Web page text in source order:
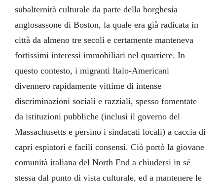
subalternità culturale da parte della borghesia
anglosassone di Boston, la quale era già radicata in
città da almeno tre secoli e certamente manteneva
fortissimi interessi immobiliari nel quartiere. In
questo contesto, i migranti Italo-Americani
divennero rapidamente vittime di intense
discriminazioni sociali e razziali, spesso fomentate
da istituzioni pubbliche (inclusi il governo del
Massachusetts e persino i sindacati locali) a caccia di
capri espiatori e facili consensi. Ciò portò la giovane
comunità italiana del North End a chiudersi in sé
stessa dal punto di vista culturale, ed a mantenere le